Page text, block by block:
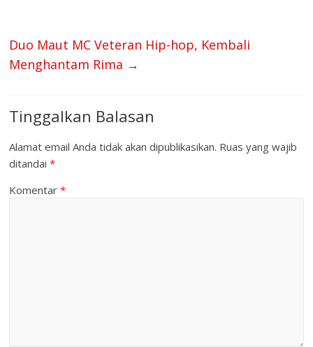
Duo Maut MC Veteran Hip-hop, Kembali
Menghantam Rima →
Tinggalkan Balasan
Alamat email Anda tidak akan dipublikasikan. Ruas yang wajib
ditandai*
Komentar*